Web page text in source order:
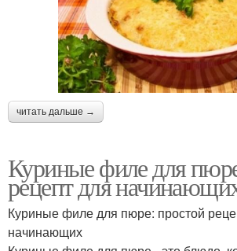
читать дальше →
Куриные филе для
рецепт для
Куриные филе для пюре: простой
начинающих